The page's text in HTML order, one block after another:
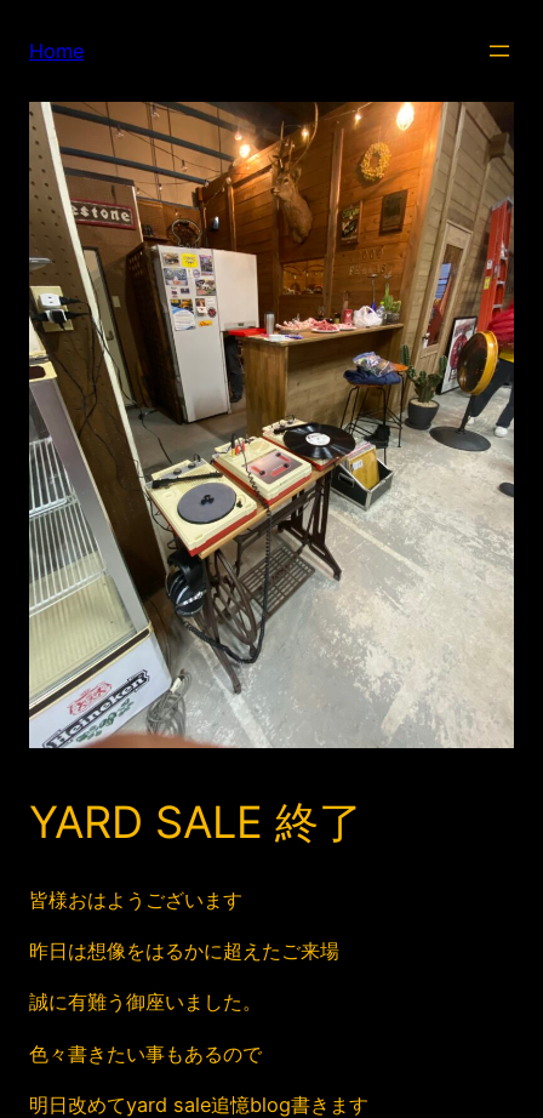
Home
YARD SALE 終了
皆様おはようございます
昨日は想像をはるかに超えたご来場
誠に有難う御座いました。
色々書きたい事もあるので
明日改めてyard sale追憶blog書きます